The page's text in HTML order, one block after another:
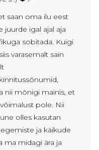
saan oma ilu eest
juurde igal ajal aja
sobitada. Kuigi
varasemalt sain
nii mõnigi mainis, et
pole. Nii
olles kasutan
ja käikude
ma midagi ära ja